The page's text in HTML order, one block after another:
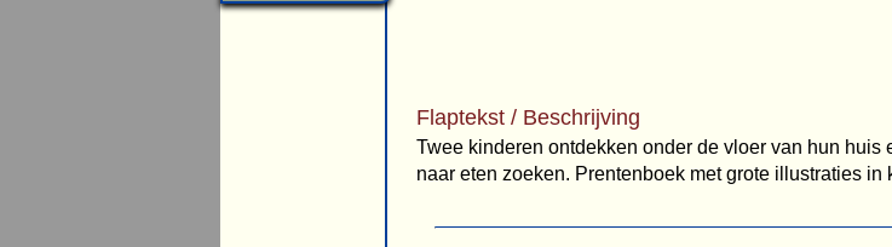
Flaptekst / Beschrijving
Twee kinderen ontdekken onder de vloer van hun
naar eten zoeken. Prentenboek met grote illustraties in